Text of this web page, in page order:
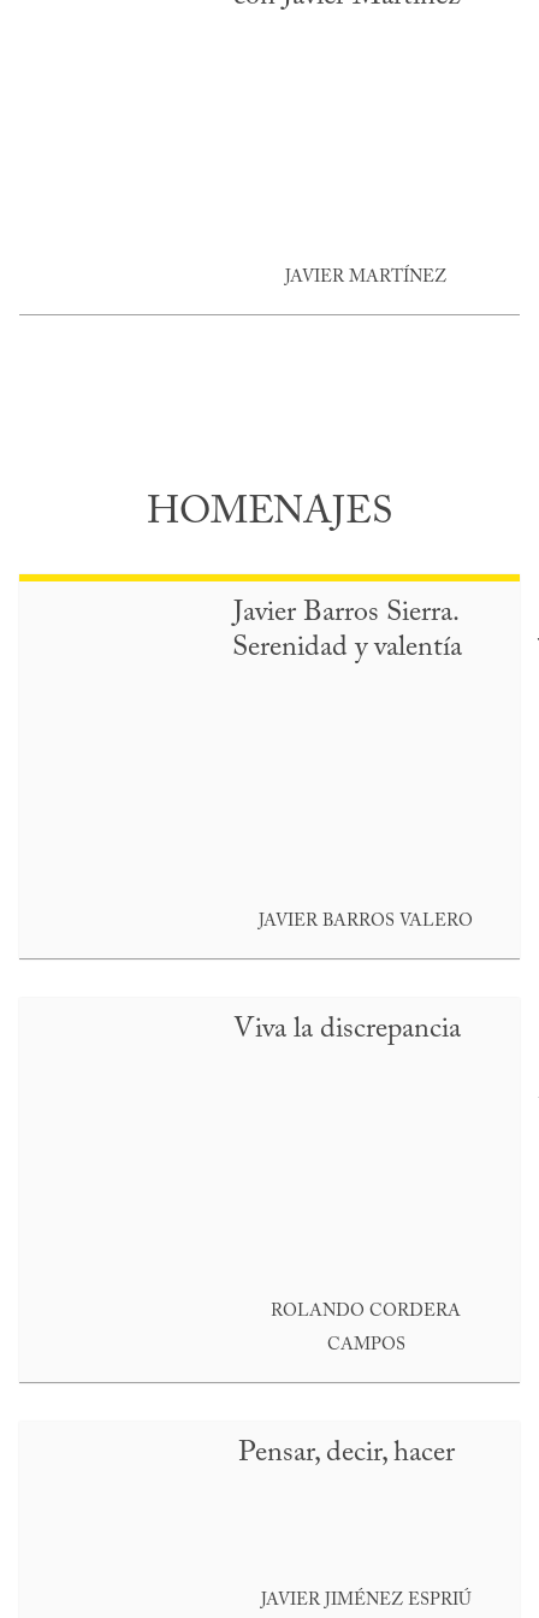
JAVIER MARTÍNEZ
HOMENAJES
Javier Barros Sierra.
Serenidad y valentía
JAVIER BARROS VALERO
Viva la discrepancia
ROLANDO CORDERA
CAMPOS
Pensar, decir, hacer
JAVIER JIMÉNEZ ESPRIÚ